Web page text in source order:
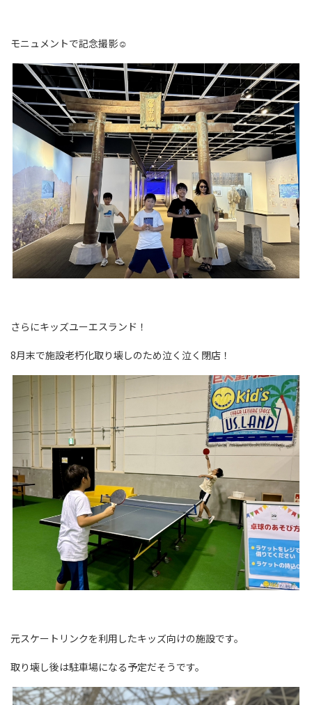
モニュメントで記念撮影☺
さらにキッズユーエスランド！
8月末で施設老朽化取り壊しのため泣く泣く閉店！
元スケートリンクを利用したキッズ向けの施設です。
取り壊し後は駐車場になる予定だそうです。